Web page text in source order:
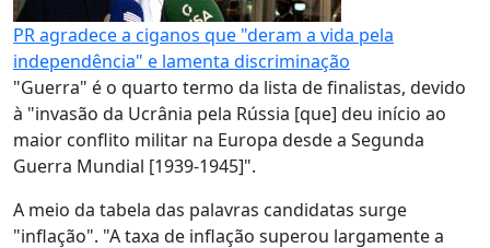
PR agradece a ciganos que "deram a vida pela
independência" e lamenta discriminação
"Guerra" é o quarto termo da lista de finalistas, devido
à "invasão da Ucrânia pela Rússia [que] deu início ao
maior conflito militar na Europa desde a Segunda
Guerra Mundial [1939-1945]".
A meio da tabela das palavras candidatas surge
"inflação". "A taxa de inflação superou largamente a